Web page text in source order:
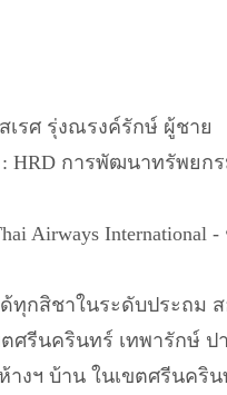
รศ รุ่งณรงค์รักษ์ ผู้ชาย
การพัฒนาทรัพยกร
Airways
ทุกสิชาในระดับประถม
ศรีนครินทร์ เทพารักษ์ ป
างฯ บ้าน ในเขตศรีนคริ